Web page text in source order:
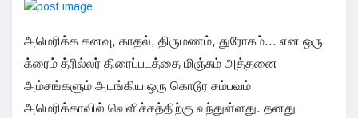
அமெரிக்க கனவு, காதல், திருமணம், துரோகம்... என ஒரு
க்ரைம் த்ரில்லர் திரைப்படத்தை மிஞ்சும் அத்தனை
அம்சங்களும் அடங்கிய ஒரு கொடூர சம்பவம்
அமெரிக்காவில் வெளிச்சத்திற்கு வந்துள்ளது. தனது